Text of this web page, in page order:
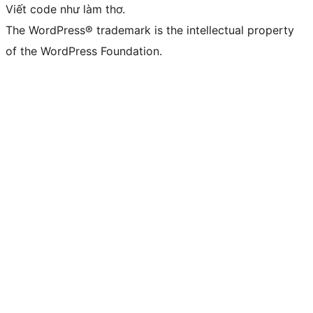
Viết code như làm thơ.
The WordPress® trademark is the intellectual property
of the WordPress Foundation.